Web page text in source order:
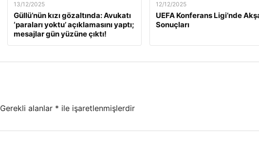
13/12/2025
Güllü’nün kızı gözaltında: Avukatı
‘paraları yoktu’ açıklamasını yaptı;
mesajlar gün yüzüne çıktı!
12/12/2025
UEFA Konferans Ligi’nde
Sonuçları
Gerekli alanlar * ile işaretlenmişlerdir